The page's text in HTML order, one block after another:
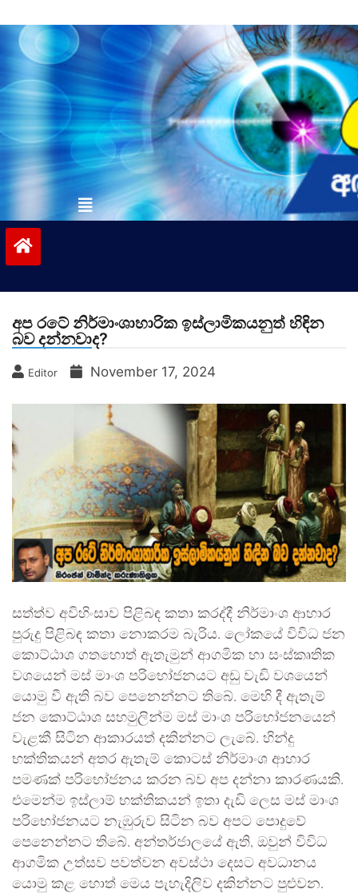
to
contentvinivida.lk
අප රටේ නිර්මාංශාහාරික ඉස්ලාමිකයනුත් හිඳින
බව දන්නවාද?
Editor November 17, 2024
සත්ත්ව අවිහිංසාව පිළිබඳ කතා කරද්දී නිර්මාංශ ආහාර
පුරුදු පිළිබඳ කතා නොකරම බැරිය. ලෝකයේ විවිධ ජන
කොට්ඨාශ ගතහොත් ඇතැමුන් ආගමික හා සංස්කෘතික
වශයෙන් මස් මාංශ පරිභෝජනයට අඩු වැඩි වශයෙන්
යොමු වී ඇති බව පෙනෙන්නට තිබේ. මෙහි දී ඇතැම්
ජන කොට්ඨාශ සහමුලින්ම මස් මාංශ පරිභෝජනයෙන්
වැළකී සිටින ආකාරයත් දකින්නට ලැබේ. හින්දු
භක්තිකයන් අතර ඇතැම් කොටස් නිර්මාංශ ආහාර
පමණක් පරිභෝජනය කරන බව අප දන්නා කාරණයකි.
එමෙන්ම ඉස්ලාම් භක්තිකයන් ඉතා දැඩි ලෙස මස් මාංශ
පරිභෝජනයට නැඹුරුව සිටින බව අපට පොදුවේ
පෙනෙන්නට තිබේ. අන්තර්ජාලයේ ඇති, ඔවුන් විවිධ
ආගමික උත්සව පවත්වන අවස්ථා දෙසට අවධානය
යොමු කළ හොත් මෙය පැහැදිලිව දකින්නට පුළුවන.